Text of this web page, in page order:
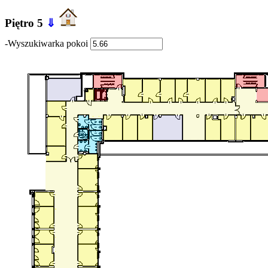
Piętro 5 ⇓
-Wyszukiwarka pokoi